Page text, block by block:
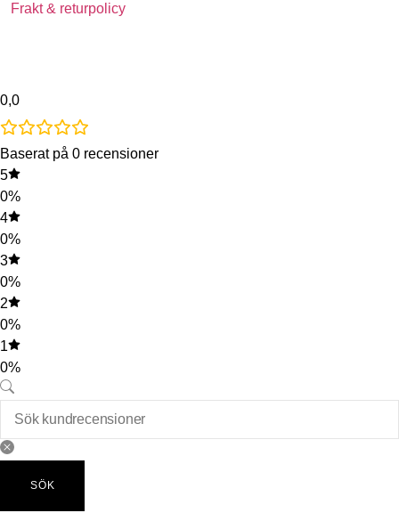
Frakt & returpolicy
0,0
Baserat på 0 recensioner
5
0%
4
0%
3
0%
2
0%
1
0%
SÖK